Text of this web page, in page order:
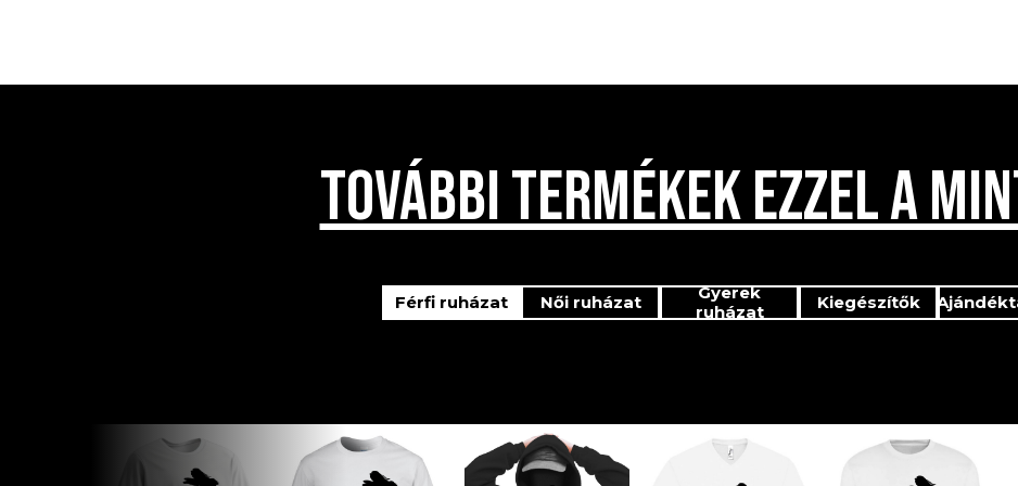
TOVÁBBI TERMÉKEK EZZEL A
Férfi ruházat Női ruházat
Gyerek
ruházat
Kiegészítők